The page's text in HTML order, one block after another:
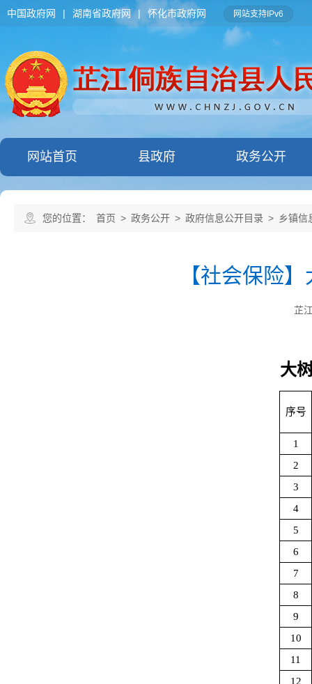
中国政府网 | 湖南省政府网 | 怀化市政府网 网站支持IPv6
网站首页 县政府 政务公开
您的位置： 首页 > 政务公开 > 政府信息公开目录 > 乡镇信
【社会保险
芷
大
序号
1
2
3
4
5
6
7
8
9
10
11
12